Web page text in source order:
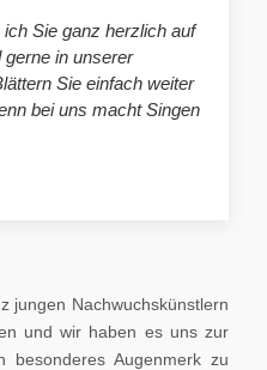
Sie ganz herzlich auf
in unserer
Sie einfach weiter
bei uns macht Singen
jungen Nachwuchskünstlern
und wir haben es uns zur
besonderes Augenmerk zu